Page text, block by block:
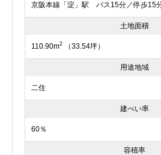
京阪本線「淀」駅 バス15分／停歩15分
土地面積
110.90m2 （33.54坪）
用途地域
二住
建ぺい率
60％
容積率